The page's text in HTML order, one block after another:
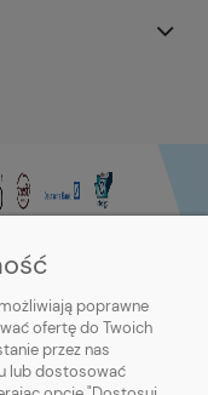
poprawne
ofertę do Twoich
przez nas
lub dostosować